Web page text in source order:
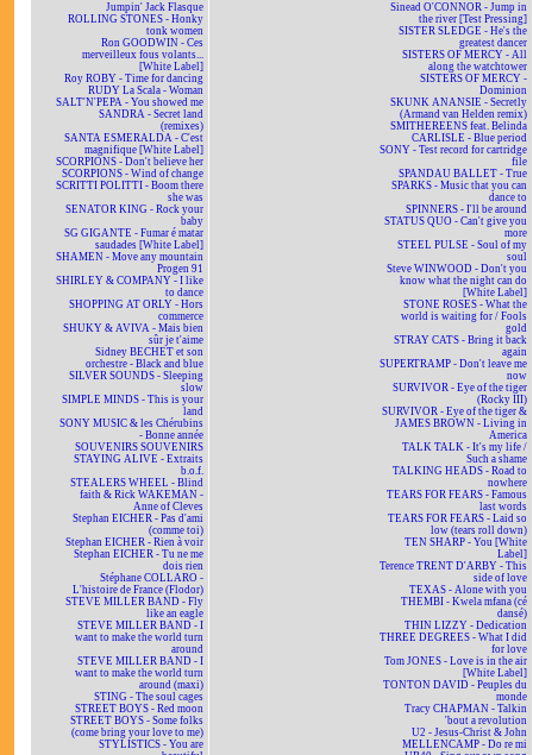
Jumpin' Jack Flasque
ROLLING STONES - Honky
tonk women
Ron GOODWIN - Ces
merveilleux fous volants...
[White Label]
Roy ROBY - Time for dancing
RUDY La Scala - Woman
SALT'N'PEPA - You showed me
SANDRA - Secret land
(remixes)
SANTA ESMERALDA - C'est
magnifique [White Label]
SCORPIONS - Don't believe her
SCORPIONS - Wind of change
SCRITTI POLITTI - Boom there
she was
SENATOR KING - Rock your
baby
SG GIGANTE - Fumar é matar
saudades [White Label]
SHAMEN - Move any mountain
Progen 91
SHIRLEY & COMPANY - I like
to dance
SHOPPING AT ORLY - Hors
commerce
SHUKY & AVIVA - Mais bien
sûr je t'aime
Sidney BECHET et son
orchestre - Black and blue
SILVER SOUNDS - Sleeping
slow
SIMPLE MINDS - This is your
land
SONY MUSIC & les Chérubins
- Bonne année
SOUVENIRS SOUVENIRS
STAYING ALIVE - Extraits
b.o.f.
STEALERS WHEEL - Blind
faith & Rick WAKEMAN -
Anne of Cleves
Stephan EICHER - Pas d'ami
(comme toi)
Stephan EICHER - Rien à voir
Stephan EICHER - Tu ne me
dois rien
Stéphane COLLARO -
L'histoire de France (Flodor)
STEVE MILLER BAND - Fly
like an eagle
STEVE MILLER BAND - I
want to make the world turn
around
STEVE MILLER BAND - I
want to make the world turn
around (maxi)
STING - The soul cages
STREET BOYS - Red moon
STREET BOYS - Some folks
(come bring your love to me)
STYLISTICS - You are
Sinead O'CONNOR - Jump in
the river [Test Pressing]
SISTER SLEDGE - He's the
greatest dancer
SISTERS OF MERCY - All
along the watchtower
SISTERS OF MERCY -
Dominion
SKUNK ANANSIE - Secretly
(Armand van Helden remix)
SMITHEREENS feat. Belinda
CARLISLE - Blue period
SONY - Test record for cartridge
file
SPANDAU BALLET - True
SPARKS - Music that you can
dance to
SPINNERS - I'll be around
STATUS QUO - Can't give you
more
STEEL PULSE - Soul of my
soul
Steve WINWOOD - Don't you
know what the night can do
[White Label]
STONE ROSES - What the
world is waiting for / Fools
gold
STRAY CATS - Bring it back
again
SUPERTRAMP - Don't leave me
now
SURVIVOR - Eye of the tiger
(Rocky III)
SURVIVOR - Eye of the tiger &
JAMES BROWN - Living in
America
TALK TALK - It's my life /
Such a shame
TALKING HEADS - Road to
nowhere
TEARS FOR FEARS - Famous
last words
TEARS FOR FEARS - Laid so
low (tears roll down)
TEN SHARP - You [White
Label]
Terence TRENT D'ARBY - This
side of love
TEXAS - Alone with you
THEMBI - Kwela mfana (cé
dansé)
THIN LIZZY - Dedication
THREE DEGREES - What I did
for love
Tom JONES - Love is in the air
[White Label]
TONTON DAVID - Peuples du
monde
Tracy CHAPMAN - Talkin
'bout a revolution
U2 - Jesus-Christ & John
MELLENCAMP - Do re mi